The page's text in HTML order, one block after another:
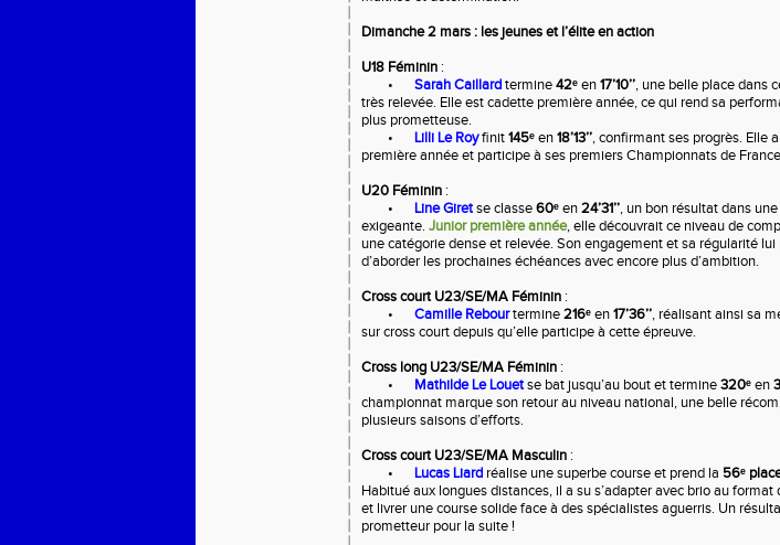
Dimanche 2 mars : les jeunes et l’élite en action
U18 Féminin :
•
Sarah Caillardtermine42ᵉen17’10’’, une belle place dans
très relevée. Elle est cadette première année, ce qui rend sa
plus prometteuse.
•
Lilli Le Royfinit145ᵉen18’13’’, confirmant ses progrès. Elle
première année et participe à ses premiers Championnats de
U20 Féminin :
•
Line Giretse classe60ᵉen24’31’’, un bon résultat dans
exigeante. Junior première année, elle découvrait ce niveau de
une catégorie dense et relevée. Son engagement et sa régularité
d’aborder les prochaines échéances avec encore plus d’ambition.
Cross court U23/SE/MA Féminin :
•
Camille Rebourtermine216ᵉen17’36’’, réalisant ainsi sa
sur cross court depuis qu’elle participe à cette épreuve.
Cross long U23/SE/MA Féminin :
•
Mathilde Le Louetse bat jusqu’au bout et termine320ᵉen
championnat marque son retour au niveau national, une belle
plusieurs saisons d’efforts.
Cross court U23/SE/MA Masculin :
•
Lucas Liard réalise une superbe course et prend la 56ᵉ
Habitué aux longues distances, il a su s’adapter avec brio au format
et livrer une course solide face à des spécialistes aguerris. Un
prometteur pour la suite !